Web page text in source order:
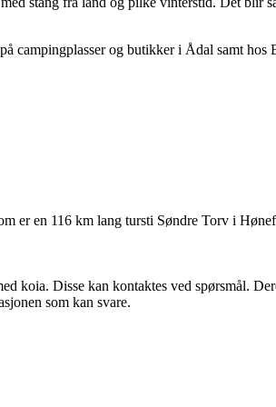
campingplasser og butikker i Ådal samt
er en 116 km lang tursti Søndre Torv i
koia. Disse kan kontaktes ved spørsmål.
som kan svare.